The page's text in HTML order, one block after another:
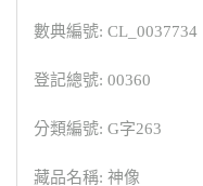
數典編號: CL_0037734
登記總號: 00360
分類編號: G字263
藏品名稱: 神像